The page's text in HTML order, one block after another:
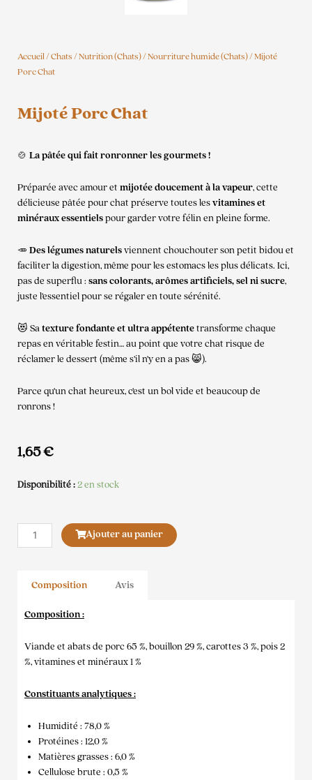
Accueil/Chats/Nutrition (Chats)/Nourriture humide (Chats)/ Mijoté
Porc Chat
Mijoté Porc Chat
🍲 La pâtée qui fait ronronner les gourmets !
Préparée avec amour et mijotée doucement à la vapeur, cette
délicieuse pâtée pour chat préserve toutes lesvitamines et
minéraux essentielspour garder votre félin en pleine forme.
🥕 Des légumes naturelsviennent chouchouter son petit bidou et
faciliter la digestion, même pour les estomacs les plus délicats. Ici,
pas de superflu : sans colorants, arômes artificiels, sel ni sucre,
juste l’essentiel pour se régaler en toute sérénité.
😻 Satexture fondante et ultra appétentetransforme chaque
repas en véritable festin… au point que votre chat risque de
réclamer le dessert (même s’il n’y en a pas 😸).
Parce qu’un chat heureux, c’est un bol vide et beaucoup de
ronrons !
1,65€
Disponibilité :2 en stock
quantité
de
Chat
Ajouter au panier
Composition Avis
Composition :
Viande et abats de porc 65 %, bouillon 29 %, carottes 3 %, pois 2
%, vitamines et minéraux 1 %
Constituants analytiques :
Humidité : 78,0 %
Protéines : 12,0 %
Matières grasses : 6,0 %
Cellulose brute : 0,5 %